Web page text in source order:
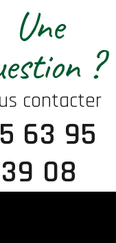
Une
?
contacter
63 95
39 08